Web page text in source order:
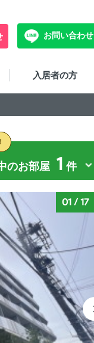
お問い合わせ
入居者の方
のお部屋 1 件
01 /17